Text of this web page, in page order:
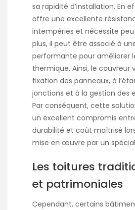
sa rapidité d’installation. En
offre une excellente
intempéries et nécessite peu
plus, il peut être associé à
performante pour améliorer
thermique. Ainsi, le couvreur
fixation des panneaux, à
jonctions et à la gestion des
Par conséquent, cette
un excellent compromis
durabilité et coût maîtrisé
mise en œuvre par un
Les toitures
et patrimoniales
Cependant, certains